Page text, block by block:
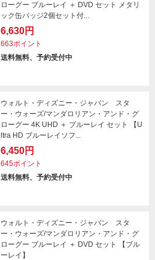
ローグー ブルーレイ ＋ DVD セット メタリ
ック缶バッジ2個セット付...
6,630円
663ポイント
送料無料、予約受付中
ウォルト・ディズニー・ジャパン スタ
ー・ウォーズ/マンダロリアン・アンド・グ
ローグー 4K UHD ＋ ブルーレイ セット 【U
ltra HD ブルーレイソフ...
6,450円
645ポイント
送料無料、予約受付中
ウォルト・ディズニー・ジャパン スタ
ー・ウォーズ/マンダロリアン・アンド・グ
ローグー ブルーレイ ＋ DVD セット 【ブル
ーレイ】